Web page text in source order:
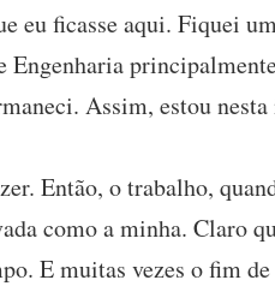
eu ficasse aqui. Fiquei
Assim, estou
Então, o trabalho,
como a minha. Claro
E muitas vezes o fim